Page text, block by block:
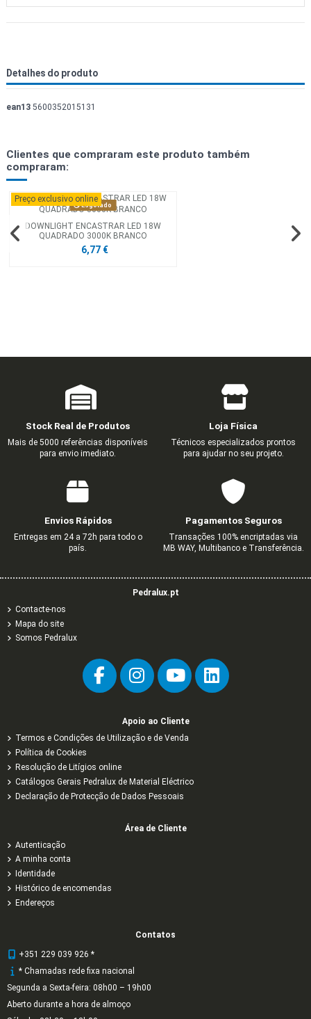
Detalhes do produto
ean13 5600352015131
Clientes que compraram este produto também
compraram:
Preço exclusivo online
Esgotado
DOWNLIGHT ENCASTRAR LED 18W
QUADRADO 3000K BRANCO
6,77 €
Stock Real de Produtos
Mais de 5000 referências disponíveis
para envio imediato.
Loja Física
Técnicos especializados prontos
para ajudar no seu projeto.
Envios Rápidos
Entregas em 24 a 72h para todo o
país.
Pagamentos Seguros
Transações 100% encriptadas via
MB WAY, Multibanco e Transferência.
Pedralux.pt
Contacte-nos
Mapa do site
Somos Pedralux
Apoio ao Cliente
Termos e Condições de Utilização e de Venda
Política de Cookies
Resolução de Litígios online
Catálogos Gerais Pedralux de Material Eléctrico
Declaração de Protecção de Dados Pessoais
Área de Cliente
Autenticação
A minha conta
Identidade
Histórico de encomendas
Endereços
Contatos
+351 229 039 926 *
* Chamadas rede fixa nacional
Segunda a Sexta-feira: 08h00 – 19h00
Aberto durante a hora de almoço